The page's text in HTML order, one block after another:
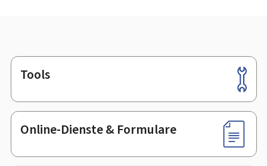
Footer
Tools
Online-Dienste & Formulare